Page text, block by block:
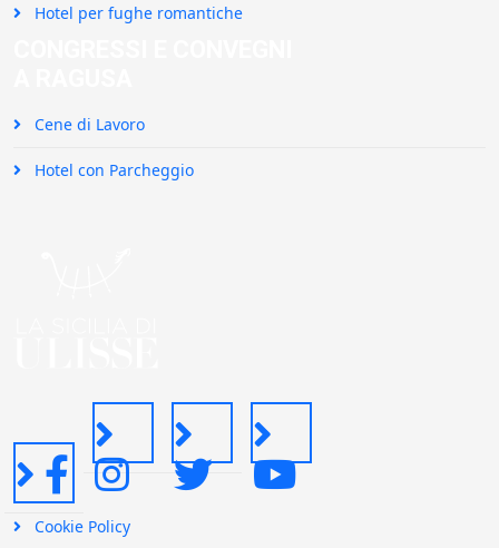
Hotel per fughe romantiche
Cene di Lavoro
Hotel con Parcheggio
Cookie Policy